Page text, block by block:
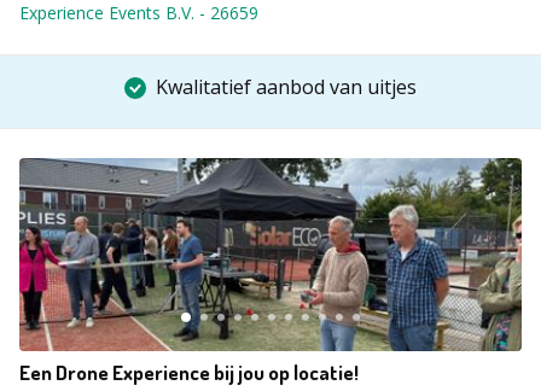
Experience Events B.V. - 26659
Kwalitatief aanbod van uitjes
Een Drone Experience bij jou op locatie!